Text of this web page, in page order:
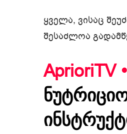
ყველა, ვისაც
შესაძლოა
AprioriTV